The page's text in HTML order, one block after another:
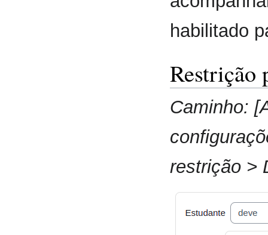
habilitado
Restrição
Caminho:
restrição >